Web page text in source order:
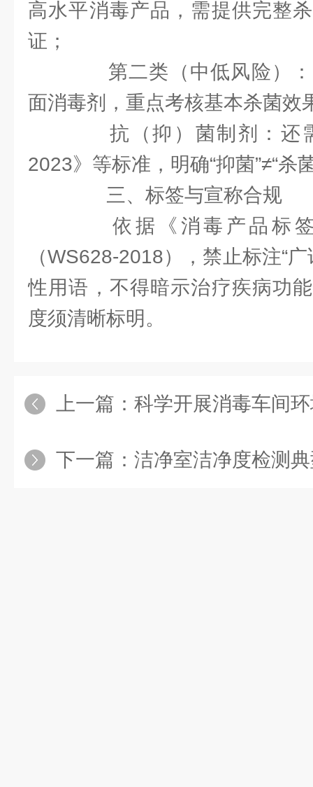
高水平消毒产品，需提供完整
证；
第二类（中低风险）：
面消毒剂，重点考核基本杀菌效
抗（抑）菌制剂：还需
2023》等标准，明确“抑菌”≠“杀
三、标签与宣称合规
依据《消毒产品标签
（WS628-2018），禁止标注“广
性用语，不得暗示治疗疾病功
度须清晰标明。
上一篇： 科学开展消毒车间
下一篇： 洁净室洁净度检测典型问题